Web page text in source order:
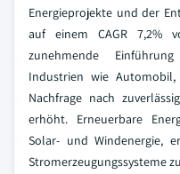
Energieprojekte und der
auf einem CAGR 7,2%
zunehmende
Industrien wie
Nachfrage nach
erhöht. Erneuerbare
Solar- und Windenergie,
Stromerzeugungssysteme